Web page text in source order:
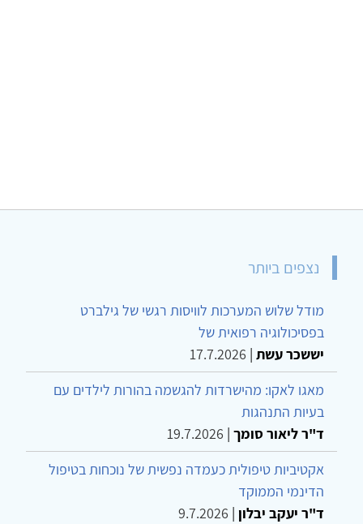
נצפים ביותר
מודל שלוש המערכות לוויסות רגשי של גילברט
בפסיכולוגיה רפואית של
יששכר עשת |
17.7.2026
מאגו לאקו: מהישרדות להגשמה בהורות לילדים עם
בעיות התנהגות
ד"ר ליאור סומך |
19.7.2026
אקטיביות טיפולית כעמדה נפשית של נוכחות בטיפול
הדינמי הממוקד
ד"ר יעקב יבלון |
9.7.2026